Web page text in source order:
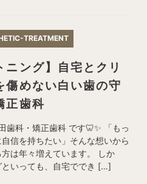
TREATMENT
ニング】自宅とクリ
傷めない白い歯の守
正歯科
歯科・矯正歯科 です🦷✨ 「もっ
信を持ちたい」そんな想いから
は年々増えています。 しか
といっても、自宅ででき […]